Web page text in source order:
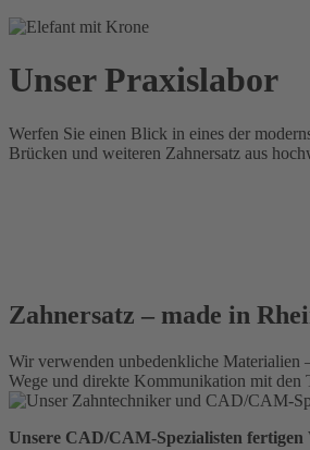
Unser Praxislabor
Werfen Sie einen Blick in eines der
Brücken und weiteren Zahnersatz aus
Zahnersatz – made in
Wir verwenden unbedenkliche Materialien
Wege und direkte Kommunikation mit den
Unsere CAD/CAM-Spezialisten